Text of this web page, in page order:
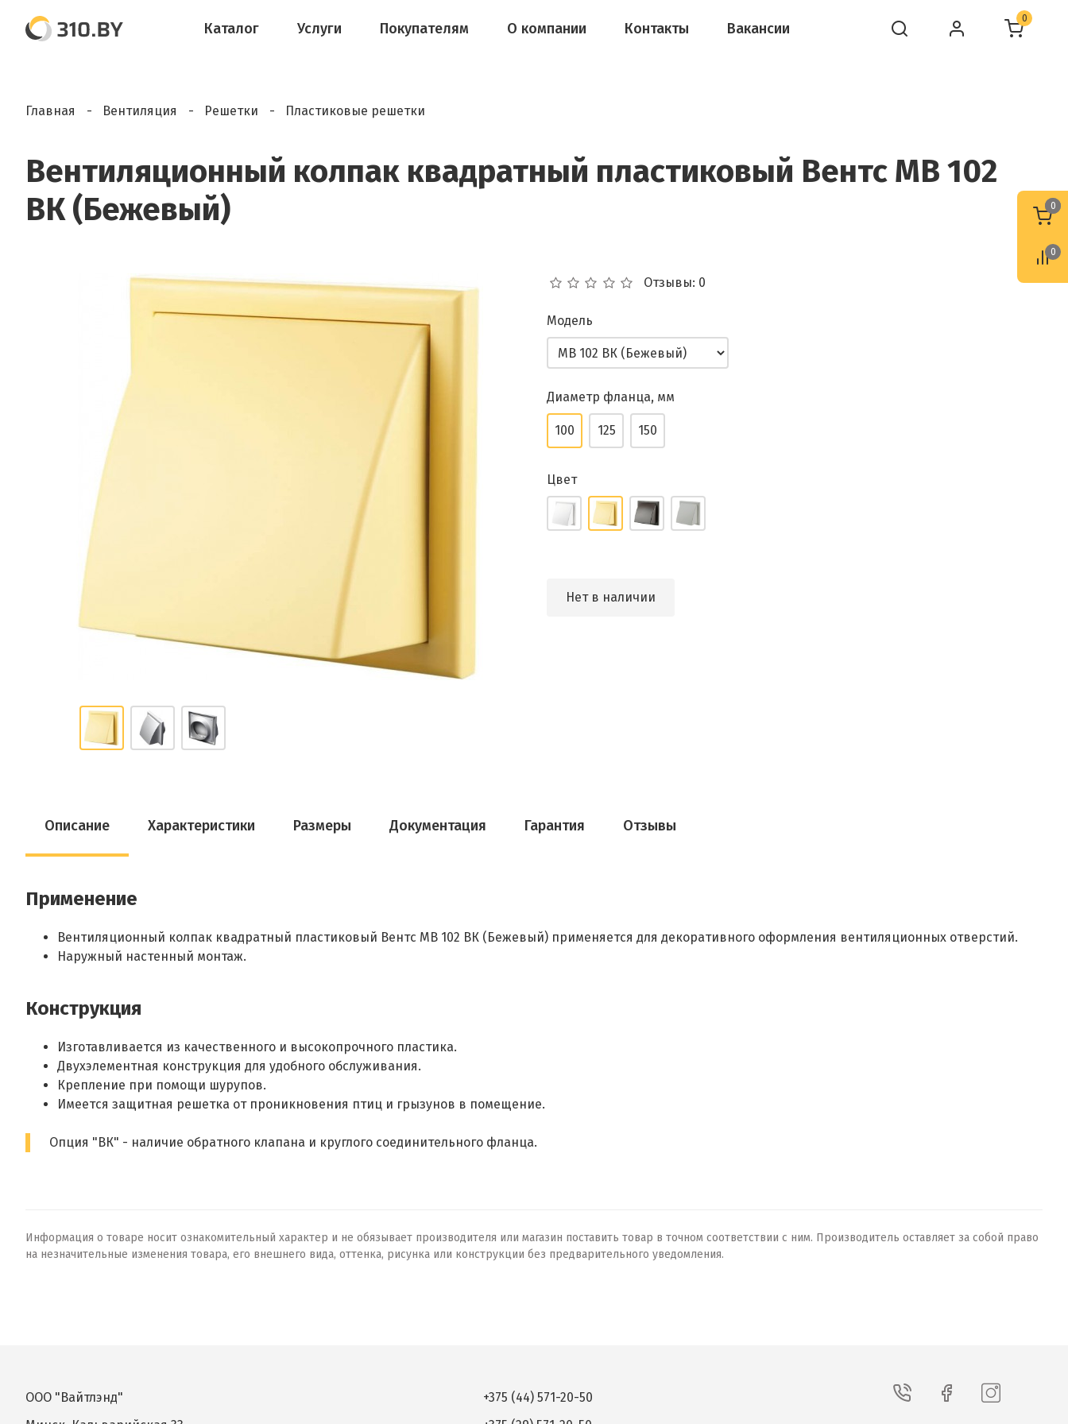
Каталог Услуги Покупателям О компании Контакты Вакансии
0
Главная Вентиляция Решетки Пластиковые решетки
Вентиляционный колпак квадратный пластиковый Вентс МВ 102
ВК (Бежевый)
Отзывы: 0
Модель
Диаметр фланца, мм
100 125 150
Цвет
Нет в наличии
Описание Характеристики Размеры Документация Гарантия Отзывы
Применение
Вентиляционный колпак квадратный пластиковый Вентс МВ 102 ВК (Бежевый) применяется для декоративного оформления вентиляционных отверстий.
Наружный настенный монтаж.
Конструкция
Изготавливается из качественного и высокопрочного пластика.
Двухэлементная конструкция для удобного обслуживания.
Крепление при помощи шурупов.
Имеется защитная решетка от проникновения птиц и грызунов в помещение.
Опция "ВК" - наличие обратного клапана и круглого соединительного фланца.
Информация о товаре носит ознакомительный характер и не обязывает производителя или магазин поставить товар в точном соответствии с ним. Производитель оставляет за собой право
на незначительные изменения товара, его внешнего вида, оттенка, рисунка или конструкции без предварительного уведомления.
ООО "Вайтлэнд"
+375 (44) 571-20-50
0
0
0